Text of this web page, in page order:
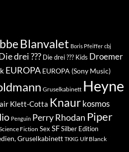
Blanvalet Boris Pfeiffer cbj
drei ??? Die drei ??? Kids Droemer
EUROPA EUROPA (Sony Music)
Gruselkabinett Heyne
Klett-Cotta Knaur kosmos
Penguin Perry Rhodan Piper
Fiction Sex SFSilber Edition
Gruselkabinett TKKG Ulf Blanck